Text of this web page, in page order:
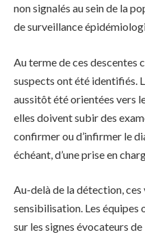
non signalés au sein de la
de surveillance
Au terme de ces descentes
suspects ont été identifiés.
aussitôt été orientées vers
elles doivent subir des
confirmer ou d’infirmer le
échéant, d’une prise en
Au-delà de la détection,
sensibilisation. Les équipes
sur les signes évocateurs